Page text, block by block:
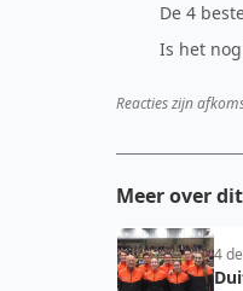
De 4
Is het
Reacties zijn
Meer over
4